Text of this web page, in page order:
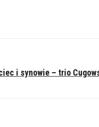
i synowie – trio